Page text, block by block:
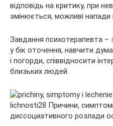
відповідь на критику, при
змінюється, можливі напади
Завдання психотерапевта –
у бік оточення, навчити
і погорди, співвідносити
близьких людей.